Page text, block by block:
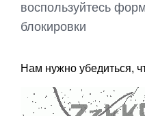
воспользуйтесь
блокировки
Нам нужно убедиться,